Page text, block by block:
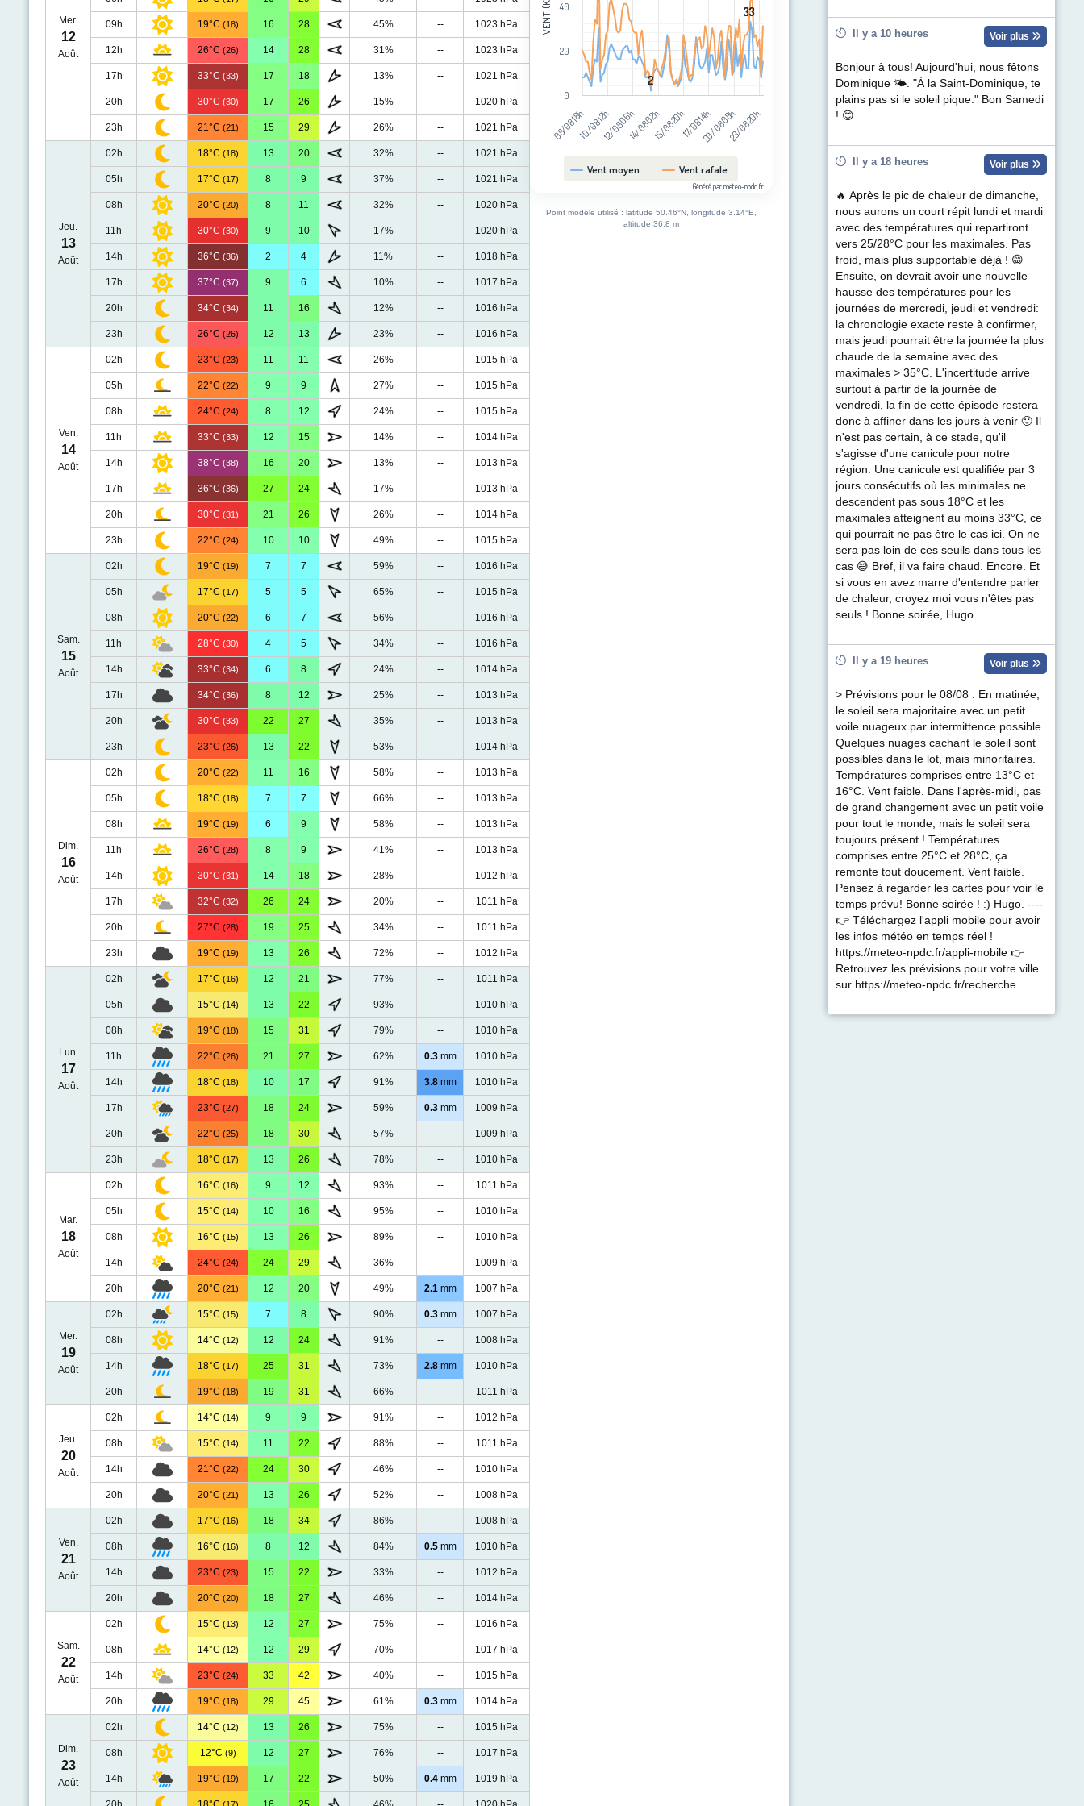
Mer.
12
Août
09h 19°C (18) 16 28 45% -- 1023 hPa
12h 26°C (26) 14 28 31% -- 1023 hPa
17h 33°C (33) 17 18 13% -- 1021 hPa
20h 30°C (30) 17 26 15% -- 1020 hPa
23h 21°C (21) 15 29 26% -- 1021 hPa
Jeu.
13
Août
02h 18°C (18) 13 20 32% -- 1021 hPa
05h 17°C (17) 8 9 37% -- 1021 hPa
08h 20°C (20) 8 11 32% -- 1020 hPa
11h 30°C (30) 9 10 17% -- 1020 hPa
14h 36°C (36) 2 4 11% -- 1018 hPa
17h 37°C (37) 9 6 10% -- 1017 hPa
20h 34°C (34) 11 16 12% -- 1016 hPa
23h 26°C (26) 12 13 23% -- 1016 hPa
Ven.
14
Août
02h 23°C (23) 11 11 26% -- 1015 hPa
05h 22°C (22) 9 9 27% -- 1015 hPa
08h 24°C (24) 8 12 24% -- 1015 hPa
11h 33°C (33) 12 15 14% -- 1014 hPa
14h 38°C (38) 16 20 13% -- 1013 hPa
17h 36°C (36) 27 24 17% -- 1013 hPa
20h 30°C (31) 21 26 26% -- 1014 hPa
23h 22°C (24) 10 10 49% -- 1015 hPa
Sam.
15
Août
02h 19°C (19) 7 7 59% -- 1016 hPa
05h 17°C (17) 5 5 65% -- 1015 hPa
08h 20°C (22) 6 7 56% -- 1016 hPa
11h 28°C (30) 4 5 34% -- 1016 hPa
14h 33°C (34) 6 8 24% -- 1014 hPa
17h 34°C (36) 8 12 25% -- 1013 hPa
20h 30°C (33) 22 27 35% -- 1013 hPa
23h 23°C (26) 13 22 53% -- 1014 hPa
Dim.
16
Août
02h 20°C (22) 11 16 58% -- 1013 hPa
05h 18°C (18) 7 7 66% -- 1013 hPa
08h 19°C (19) 6 9 58% -- 1013 hPa
11h 26°C (28) 8 9 41% -- 1013 hPa
14h 30°C (31) 14 18 28% -- 1012 hPa
17h 32°C (32) 26 24 20% -- 1011 hPa
20h 27°C (28) 19 25 34% -- 1011 hPa
23h 19°C (19) 13 26 72% -- 1012 hPa
Lun.
17
Août
02h 17°C (16) 12 21 77% -- 1011 hPa
05h 15°C (14) 13 22 93% -- 1010 hPa
08h 19°C (18) 15 31 79% -- 1010 hPa
11h 22°C (26) 21 27 62% 0.3mm 1010 hPa
14h 18°C (18) 10 17 91% 3.8mm 1010 hPa
17h 23°C (27) 18 24 59% 0.3mm 1009 hPa
20h 22°C (25) 18 30 57% -- 1009 hPa
23h 18°C (17) 13 26 78% -- 1010 hPa
Mar.
18
Août
02h 16°C (16) 9 12 93% -- 1011 hPa
05h 15°C (14) 10 16 95% -- 1010 hPa
08h 16°C (15) 13 26 89% -- 1010 hPa
14h 24°C (24) 24 29 36% -- 1009 hPa
20h 20°C (21) 12 20 49% 2.1mm 1007 hPa
Mer.
19
Août
02h 15°C (15) 7 8 90% 0.3mm 1007 hPa
08h 14°C (12) 12 24 91% -- 1008 hPa
14h 18°C (17) 25 31 73% 2.8mm 1010 hPa
20h 19°C (18) 19 31 66% -- 1011 hPa
Jeu.
20
Août
02h 14°C (14) 9 9 91% -- 1012 hPa
08h 15°C (14) 11 22 88% -- 1011 hPa
14h 21°C (22) 24 30 46% -- 1010 hPa
20h 20°C (21) 13 26 52% -- 1008 hPa
Ven.
21
Août
02h 17°C (16) 18 34 86% -- 1008 hPa
08h 16°C (16) 8 12 84% 0.5mm 1010 hPa
14h 23°C (23) 15 22 33% -- 1012 hPa
20h 20°C (20) 18 27 46% -- 1014 hPa
Sam.
22
Août
02h 15°C (13) 12 27 75% -- 1016 hPa
08h 14°C (12) 12 29 70% -- 1017 hPa
14h 23°C (24) 33 42 40% -- 1015 hPa
20h 19°C (18) 29 45 61% 0.3mm 1014 hPa
Dim.
23
Août
02h 14°C (12) 13 26 75% -- 1015 hPa
08h 12°C (9) 12 27 76% -- 1017 hPa
14h 19°C (19) 17 22 50% 0.4mm 1019 hPa
2
2
33
33
Vent moyen Vent rafale
08/08 18h10/08 12h12/08 06h14/08 02h15/08 20h17/08 14h20/08 08h23/08 20h
0
20
40
Généré par meteo-npdc.fr
Point modèle utilisé : latitude 50.46°N, longitude 3.14°E,
altitude 36.8 m
Il y a 10 heures Voir plus
Bonjour à tous! Aujourd'hui, nous fêtons
Dominique 🌤. "À la Saint-Dominique, te
plains pas si le soleil pique." Bon Samedi
! 😊
Il y a 18 heures Voir plus
🔥 Après le pic de chaleur de dimanche,
nous aurons un court répit lundi et mardi
avec des températures qui repartiront
vers 25/28°C pour les maximales. Pas
froid, mais plus supportable déjà ! 😁
Ensuite, on devrait avoir une nouvelle
hausse des températures pour les
journées de mercredi, jeudi et vendredi:
la chronologie exacte reste à confirmer,
mais jeudi pourrait être la journée la plus
chaude de la semaine avec des
maximales > 35°C. L'incertitude arrive
surtout à partir de la journée de
vendredi, la fin de cette épisode restera
donc à affiner dans les jours à venir 🙂 Il
n'est pas certain, à ce stade, qu'il
s'agisse d'une canicule pour notre
région. Une canicule est qualifiée par 3
jours consécutifs où les minimales ne
descendent pas sous 18°C et les
maximales atteignent au moins 33°C, ce
qui pourrait ne pas être le cas ici. On ne
sera pas loin de ces seuils dans tous les
cas 😅 Bref, il va faire chaud. Encore. Et
si vous en avez marre d'entendre parler
de chaleur, croyez moi vous n'êtes pas
seuls ! Bonne soirée, Hugo
Il y a 19 heures Voir plus
> Prévisions pour le 08/08 : En matinée,
le soleil sera majoritaire avec un petit
voile nuageux par intermittence possible.
Quelques nuages cachant le soleil sont
possibles dans le lot, mais minoritaires.
Températures comprises entre 13°C et
16°C. Vent faible. Dans l'après-midi, pas
de grand changement avec un petit voile
pour tout le monde, mais le soleil sera
toujours présent ! Températures
comprises entre 25°C et 28°C, ça
remonte tout doucement. Vent faible.
Pensez à regarder les cartes pour voir le
temps prévu! Bonne soirée ! :) Hugo. ----
👉 Téléchargez l'appli mobile pour avoir
les infos météo en temps réel !
https://meteo-npdc.fr/appli-mobile 👉
Retrouvez les prévisions pour votre ville
sur https://meteo-npdc.fr/recherche